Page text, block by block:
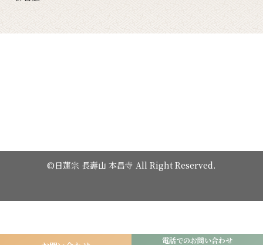
電話でのお問い合わせ
©日蓮宗 長壽山 本昌寺 All Right Reserved.